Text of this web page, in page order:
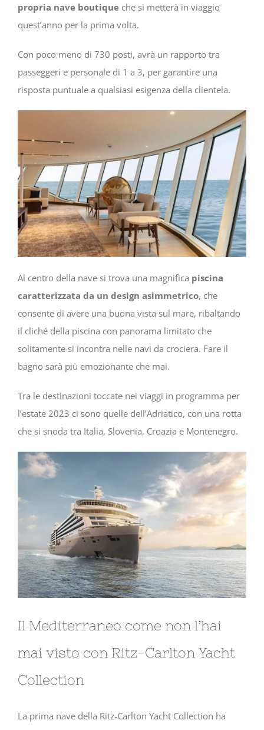
propria nave boutique che si metterà in viaggio
quest’anno per la prima volta.
Con poco meno di 730 posti, avrà un rapporto tra
passeggeri e personale di 1 a 3, per garantire una
risposta puntuale a qualsiasi esigenza della clientela.
Al centro della nave si trova una magnifica piscina
caratterizzata da un design asimmetrico, che
consente di avere una buona vista sul mare, ribaltando
il cliché della piscina con panorama limitato che
solitamente si incontra nelle navi da crociera. Fare il
bagno sarà più emozionante che mai.
Tra le destinazioni toccate nei viaggi in programma per
l’estate 2023 ci sono quelle dell’Adriatico, con una rotta
che si snoda tra Italia, Slovenia, Croazia e Montenegro.
Il Mediterraneo come non l’hai
mai visto con Ritz-Carlton Yacht
Collection
La prima nave della Ritz-Carlton Yacht Collection ha